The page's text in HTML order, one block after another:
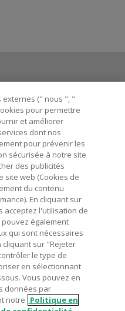
JP DE AU
externes (" nous ", "
pour permettre
et améliorer
dont nos
pour prévenir les
sécurisée à notre site
des publicités
site web (Cookies de
du contenu
En cliquant sur
acceptez l'utilisation de
également
qui sont nécessaires
cliquant sur "Rejeter
le type de
en sélectionnant
Vous pouvez en
données par
notre Politique en